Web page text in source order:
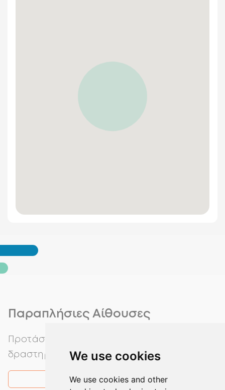
We use cookies
We use cookies and other
Παραπλήσιες Αίθουσες
Προτάσεις σύμφωνα με την επιθυμητή σου
δραστηριότητα
Εμφάνιση